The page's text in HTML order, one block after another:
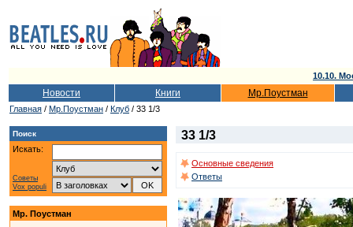
10.10.
Новости Книги Мр.Поустман
Главная / Мр.Поустман / Клуб / 33 1/3
Поиск
Искать:
Советы
Vox populi
Мр. Поустман
33 1/3
Основные сведения
Ответы